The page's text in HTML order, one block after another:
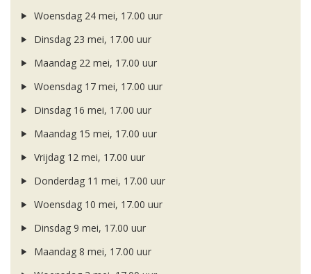
Woensdag 24 mei, 17.00 uur
Dinsdag 23 mei, 17.00 uur
Maandag 22 mei, 17.00 uur
Woensdag 17 mei, 17.00 uur
Dinsdag 16 mei, 17.00 uur
Maandag 15 mei, 17.00 uur
Vrijdag 12 mei, 17.00 uur
Donderdag 11 mei, 17.00 uur
Woensdag 10 mei, 17.00 uur
Dinsdag 9 mei, 17.00 uur
Maandag 8 mei, 17.00 uur